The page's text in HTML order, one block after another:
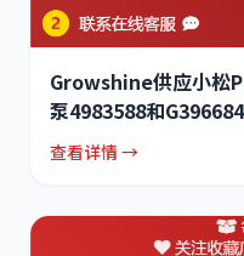
Growshine供应小松
泵4983588和
查看详情 →